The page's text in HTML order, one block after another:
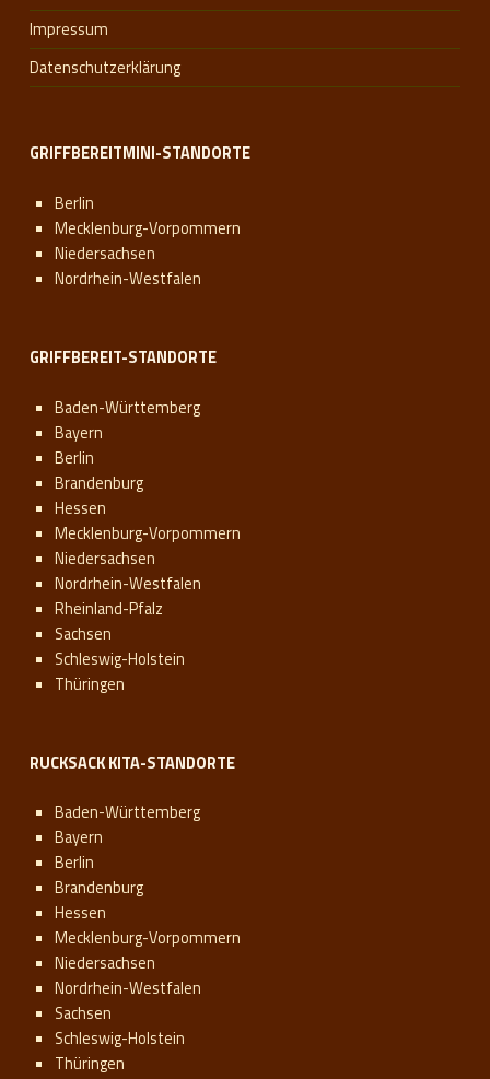
Impressum
Datenschutzerklärung
GRIFFBEREITMINI-STANDORTE
Berlin
Mecklenburg-Vorpommern
Niedersachsen
Nordrhein-Westfalen
GRIFFBEREIT-STANDORTE
Baden-Württemberg
Bayern
Berlin
Brandenburg
Hessen
Mecklenburg-Vorpommern
Niedersachsen
Nordrhein-Westfalen
Rheinland-Pfalz
Sachsen
Schleswig-Holstein
Thüringen
RUCKSACK KITA-STANDORTE
Baden-Württemberg
Bayern
Berlin
Brandenburg
Hessen
Mecklenburg-Vorpommern
Niedersachsen
Nordrhein-Westfalen
Sachsen
Schleswig-Holstein
Thüringen